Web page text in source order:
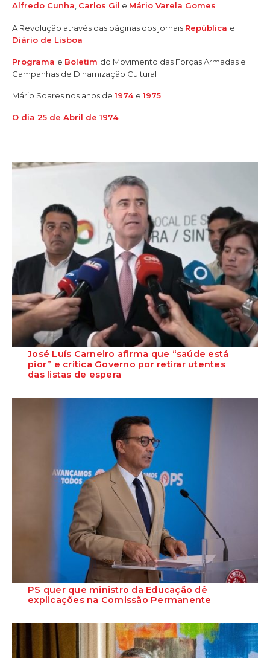
Alfredo Cunha, Carlos Gil e Mário Varela Gomes
A Revolução através das páginas dos jornais República e
Diário de Lisboa
Programa e Boletim do Movimento das Forças Armadas e
Campanhas de Dinamização Cultural
Mário Soares nos anos de 1974 e 1975
O dia 25 de Abril de 1974
José Luís Carneiro afirma que “saúde está
pior” e critica Governo por retirar utentes
das listas de espera
PS quer que ministro da Educação dê
explicações na Comissão Permanente
requerer a presença do minist...